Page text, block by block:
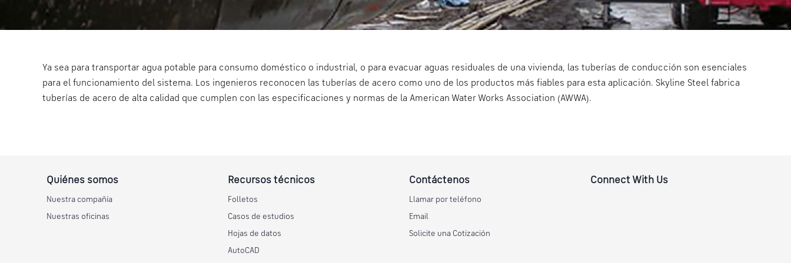
Ya sea para transportar agua potable para consumo doméstico o industrial, o para evacuar aguas residuales de una vivienda, las tuberías de conducción son esenciales
para el funcionamiento del sistema. Los ingenieros reconocen las tuberías de acero como uno de los productos más fiables para esta aplicación. Skyline Steel fabrica
tuberías de acero de alta calidad que cumplen con las especificaciones y normas de la American Water Works Association (AWWA).
Quiénes somos
Nuestra compañía
Nuestras oficinas
Recursos técnicos
Folletos
Casos de estudios
Hojas de datos
AutoCAD
Contáctenos
Llamar por teléfono
Email
Solicite una Cotización
Connect With Us